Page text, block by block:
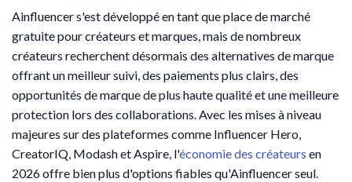
Ainfluencer s'est développé en tant que place de marché
gratuite pour créateurs et marques, mais de nombreux
créateurs recherchent désormais des alternatives de marque
offrant un meilleur suivi, des paiements plus clairs, des
opportunités de marque de plus haute qualité et une meilleure
protection lors des collaborations. Avec les mises à niveau
majeures sur des plateformes comme Influencer Hero,
CreatorIQ, Modash et Aspire, l'économie des créateurs en
2026 offre bien plus d'options fiables qu'Ainfluencer seul.